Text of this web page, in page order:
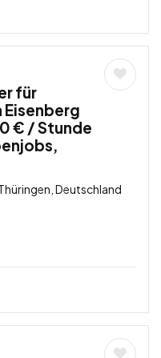
für
€ / Stunde
Deutschland